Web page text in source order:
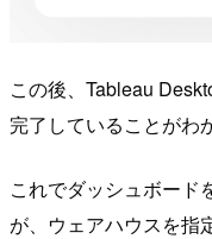
この後、Tableau
完了していることがわ
これでダッシュボード
が、ウェアハウスを指